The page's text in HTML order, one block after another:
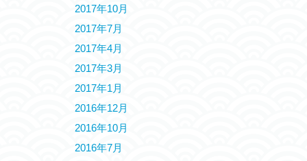
2017年10月
2017年7月
2017年4月
2017年3月
2017年1月
2016年12月
2016年10月
2016年7月